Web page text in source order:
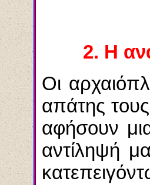
2. Η
Οι
απάτης
αφήσουν
αντίληψή